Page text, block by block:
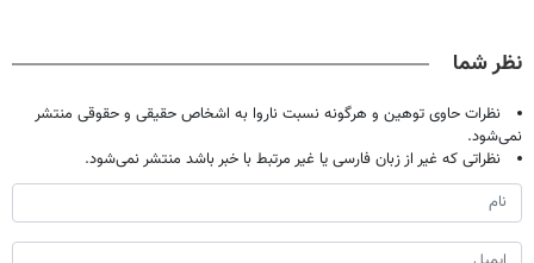
نظر شما
نظرات حاوی توهین و هرگونه نسبت ناروا به اشخاص حقیقی و حقوقی منتشر
نمی‌شود.
نظراتی که غیر از زبان فارسی یا غیر مرتبط با خبر باشد منتشر نمی‌شود.